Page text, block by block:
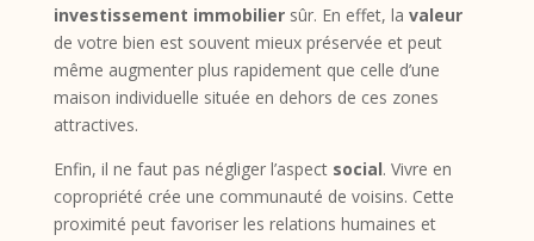
investissement immobiliersûr. En effet, la valeur
de votre bien est souvent mieux préservée et peut
même augmenter plus rapidement que celle d’une
maison individuelle située en dehors de ces zones
attractives.
Enfin, il ne faut pas négliger l’aspect social. Vivre en
copropriété crée une communauté de voisins. Cette
proximité peut favoriser les relations humaines et